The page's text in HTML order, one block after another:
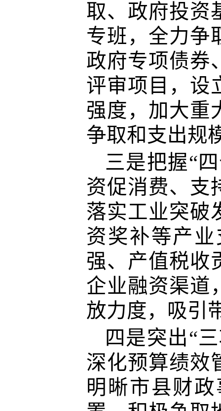
取、政府投资
专班，全力争
政府专项债券
评审项目，设
强度， 加大重
争取和 支出规
三是把握“
资促消费、支
落实工业突破
资奖补等产
强、产值税收
企业融资渠道
放力度，吸引
四是突出“
深化预算绩效
明晰市县财